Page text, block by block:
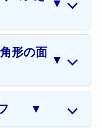
▼
形の面
▼
▼